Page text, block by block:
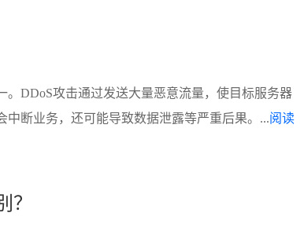
DDoS攻击通过发送大量恶意流量，使目标服务器
断业务，还可能导致数据泄露等严重后果。...阅读
？